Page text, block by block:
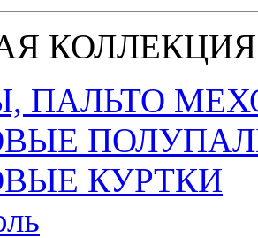
КОЛЛЕКЦИЯ
ПАЛЬТО
КУРТКИ